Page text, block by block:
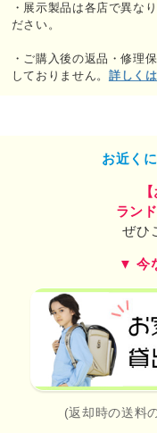
・展示製品は各店で異な
ださい。
・ご購入後の返品・修理
しておりません。 詳しく
お近く
ラン
ぜひ
▼ 今
(返却時の送料